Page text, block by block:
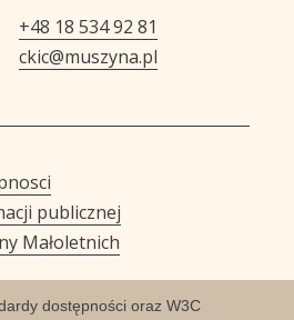
+48 18 534 92 81
ckic@muszyna.pl
publicznej
Małoletnich
dostępności oraz W3C